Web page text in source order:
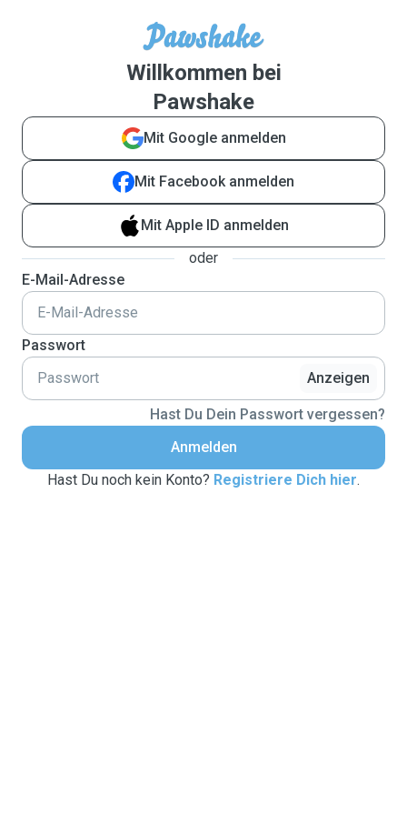
Willkommen bei
Pawshake
Mit Google anmelden
Mit Facebook anmelden
Mit Apple ID anmelden
oder
E-Mail-Adresse
Passwort
Anzeigen
Hast Du Dein Passwort vergessen?
Anmelden
Hast Du noch kein Konto? Registriere Dich hier.